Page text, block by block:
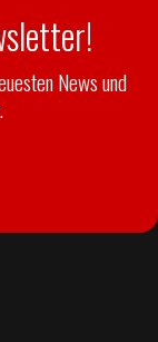
News und